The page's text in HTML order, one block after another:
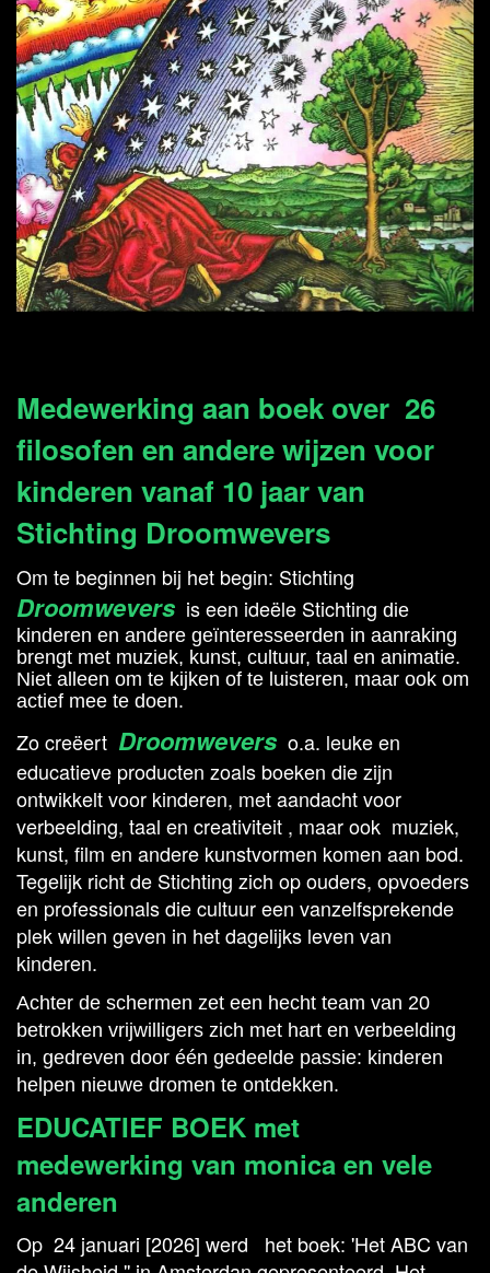
Medewerking aan boek over 26
filosofen en andere wijzen voor
kinderen vanaf 10 jaar van
Stichting Droomwevers
Om te beginnen bij het begin: Stichting
Droomwevers is een ideële Stichting die
kinderen en andere geïnteresseerden in aanraking
brengt met muziek, kunst, cultuur, taal en animatie.
Niet alleen om te kijken of te luisteren, maar ook om
actief mee te doen.
Zo creëert Droomwevers o.a. leuke en
educatieve producten zoals boeken die zijn
ontwikkelt voor kinderen, met aandacht voor
verbeelding, taal en creativiteit , maar ook muziek,
kunst, film en andere kunstvormen komen aan bod.
Tegelijk richt de Stichting zich op ouders, opvoeders
en professionals die cultuur een vanzelfsprekende
plek willen geven in het dagelijks leven van
kinderen.
Achter de schermen zet een hecht team van 20
betrokken vrijwilligers zich met hart en verbeelding
in, gedreven door één gedeelde passie: kinderen
helpen nieuwe dromen te ontdekken.
EDUCATIEF BOEK met
medewerking van monica en vele
anderen
Op 24 januari [2026] werd het boek: 'Het ABC van